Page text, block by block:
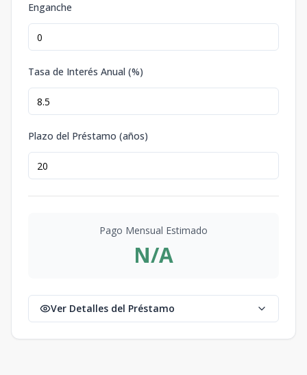
Enganche
Tasa de Interés Anual (%)
Plazo del Préstamo (años)
Pago Mensual Estimado
N/A
Ver Detalles del Préstamo